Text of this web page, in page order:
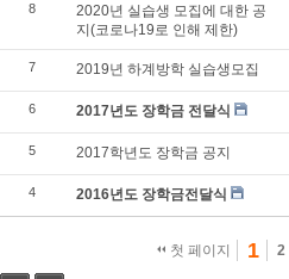
8
2020년 실습생 모집에 대한 공
지(코로나19로 인해 제한)
7 2019년 하계방학 실습생모집
6 2017년도 장학금 전달식
5 2017학년도 장학금 공지
4 2016년도 장학금전달식
첫 페이지 1 2